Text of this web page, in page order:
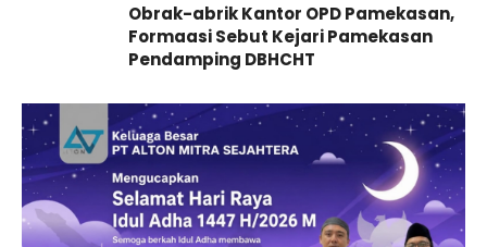
Obrak-abrik Kantor OPD Pamekasan,
Formaasi Sebut Kejari Pamekasan
Pendamping DBHCHT